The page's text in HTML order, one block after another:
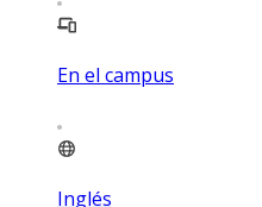
En el campus
Inglés